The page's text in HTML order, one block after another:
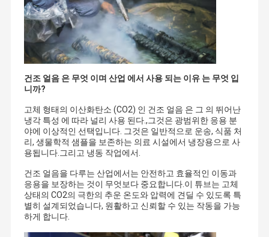
건조 얼음 은 무엇 이며 산업 에서 사용 되는 이유 는 무엇 입
니까?
고체 형태의 이산화탄소 (CO2) 인 건조 얼음 은 그 의 뛰어난
냉각 특성 에 따라 널리 사용 된다.,그것은 광범위한 응용 분
야에 이상적인 선택입니다. 그것은 일반적으로 운송, 식품 처
리, 생물학적 샘플을 보존하는 의료 시설에서 냉장용으로 사
용됩니다.그리고 냉동 작업에서.
건조 얼음을 다루는 산업에서는 안전하고 효율적인 이동과
응용을 보장하는 것이 무엇보다 중요합니다.이 튜브는 고체
상태의 CO2의 극한의 추운 온도와 압력에 견딜 수 있도록 특
별히 설계되었습니다, 원활하고 신뢰할 수 있는 작동을 가능
하게 합니다.